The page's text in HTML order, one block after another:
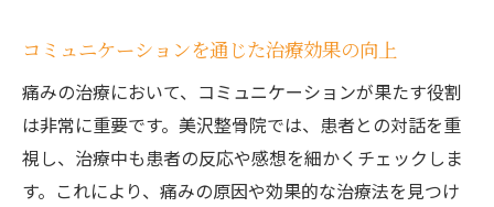
コミュニケーションを通じた治療効果の向上
痛みの治療において、コミュニケーションが果たす役割
は非常に重要です。美沢整骨院では、患者との対話を重
視し、治療中も患者の反応や感想を細かくチェックしま
す。これにより、痛みの原因や効果的な治療法を見つけ